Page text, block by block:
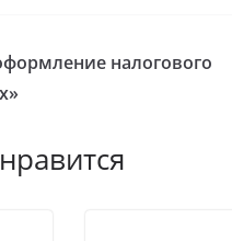
налогового